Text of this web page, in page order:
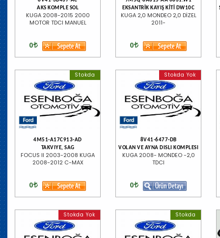
AKS KOMPLE SOL
KUGA 2008-2015 2000
MOTOR TDCI MANUEL
0
EKSANTRİK KAYIŞ KİTİ DW10C
KUGA 2,0 MONDEO 2,0 DİZEL
2011-
0
Stokda
4M51-A17C913-AD
TAKVIYE, SAG
FOCUS II 2003-2008 KUGA
2008-2012 C-MAX
0
Stokda Yok
8V41-6477-DB
VOLAN VE AYNA DISLI KOMPLESI
KUGA 2008- MONDEO -2,0
TDCI
0
Stokda Yok Stokda